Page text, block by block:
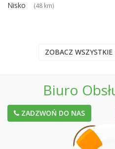
Nisko (48 km)
ZOBACZ
Biuro
ZADZWOŃ DO NAS